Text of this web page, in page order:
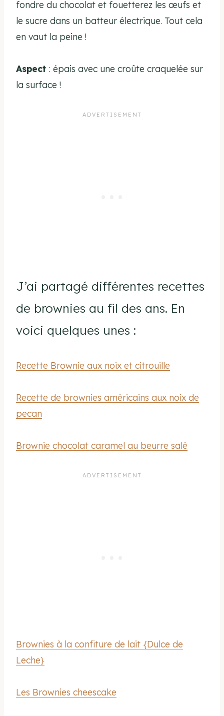
fondre du chocolat et fouetterez les œufs et
le sucre dans un batteur électrique. Tout cela
en vaut la peine !
Aspect : épais avec une croûte craquelée sur
la surface !
J’ai partagé différentes recettes
de brownies au fil des ans. En
voici quelques unes :
Recette Brownie aux noix et citrouille
Recette de brownies américains aux noix de
pecan
Brownie chocolat caramel au beurre salé
Brownies à la confiture de lait {Dulce de
Leche}
Les Brownies cheescake